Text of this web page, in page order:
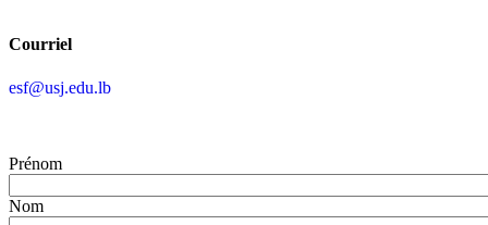
Courriel
esf@usj.edu.lb
Prénom
Nom